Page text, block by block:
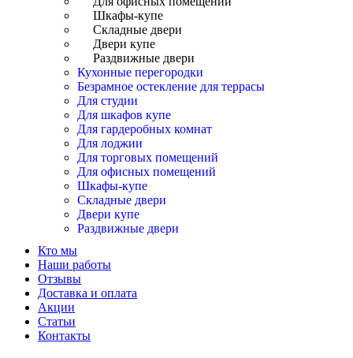
Шкафы-купе
Складные двери
Двери купе
Раздвижные двери
Кухонные перегородки
Безрамное остекление для террасы
Для студии
Для шкафов купе
Для гардеробных комнат
Для лоджии
Для торговых помещений
Для офисных помещений
Шкафы-купе
Складные двери
Двери купе
Раздвижные двери
Кто мы
Наши работы
Отзывы
Доставка и оплата
Акции
Статьи
Контакты